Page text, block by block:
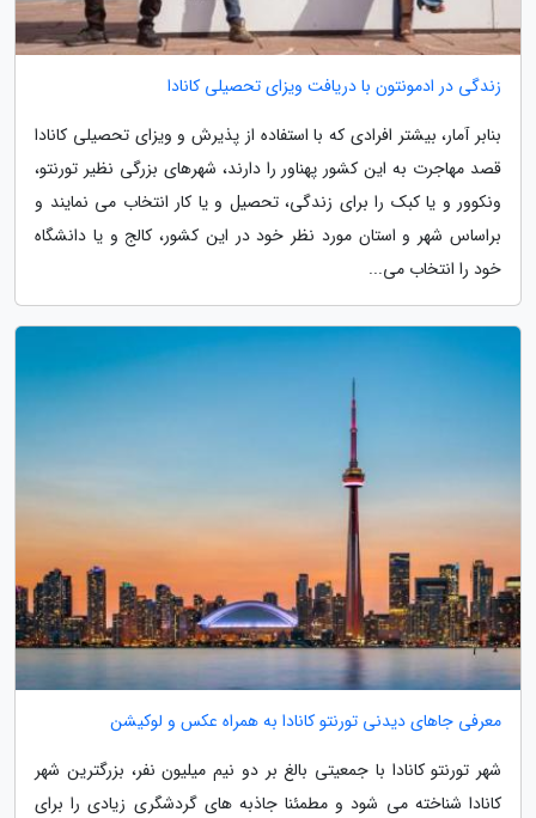
زندگی در ادمونتون با دریافت ویزای تحصیلی کانادا
بنابر آمار، بیشتر افرادی که با استفاده از پذیرش و ویزای تحصیلی کانادا
قصد مهاجرت به این کشور پهناور را دارند، شهرهای بزرگی نظیر تورنتو،
ونکوور و یا کبک را برای زندگی، تحصیل و یا کار انتخاب می نمایند و
براساس شهر و استان مورد نظر خود در این کشور، کالج و یا دانشگاه
خود را انتخاب می...
معرفی جاهای دیدنی تورنتو کانادا به همراه عکس و لوکیشن
شهر تورنتو کانادا با جمعیتی بالغ بر دو نیم میلیون نفر، بزرگترین شهر
کانادا شناخته می شود و مطمئنا جاذبه های گردشگری زیادی را برای